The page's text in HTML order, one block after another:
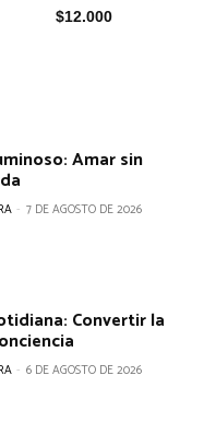
$12.000
Amar sin
- 7 DE AGOSTO DE 2026
Convertir la
- 6 DE AGOSTO DE 2026